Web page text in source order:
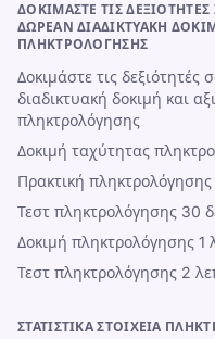
ΔΟΚΙΜΆΣΤΕ ΤΙΣ
ΔΩΡΕΆΝ ΔΙΑΔΙΚΤΥΑΚΉ
ΠΛΗΚΤΡΟΛΌΓΗΣΗΣ
Δοκιμάστε τις
διαδικτυακή δοκιμή και
πληκτρολόγησης
Δοκιμή ταχύτητας
Πρακτική πληκτρολόγησης
Τεστ πληκτρολόγησης 30
Δοκιμή πληκτρολόγησης 1
Τεστ πληκτρολόγησης 2
ΣΤΑΤΙΣΤΙΚΆ ΣΤΟΙΧΕΊΑ